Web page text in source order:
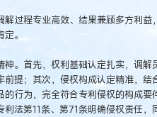
过程专业高效、结果兼顾多方利益
。
。首先，权利基础认定扎实，调解
提；其次，侵权构成认定精准，结
行为，完全符合专利侵权的构成要
法第11条、第71条明确侵权责任，